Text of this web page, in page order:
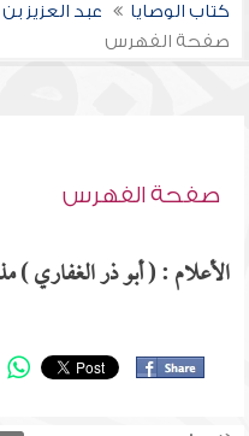
كتاب الوصايا
عبد العزيز
صفحة الفهرس
صفحة الفهرس
الأعلام : ( أبو ذر الغفاري )